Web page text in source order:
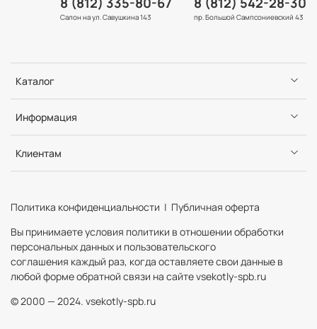
Каталог
Информация
Клиентам
Салон на ул. Савушкина 143 пр. Большой Сампсониевский 43
Политика конфиденциальности | Публичная оферта
Вы принимаете условия политики в отношении обработки
персональных данных и пользовательского
соглашения каждый раз, когда оставляете свои данные в
любой форме обратной связи на сайте vsekotly-spb.ru
© 2000 — 2024. vsekotly-spb.ru